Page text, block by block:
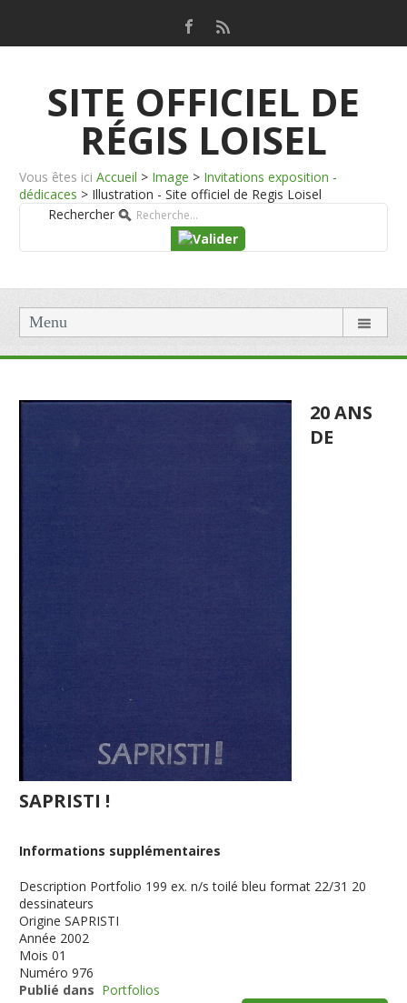
SITE OFFICIEL DE
RÉGIS LOISEL
Vous êtes ici Accueil > Image > Invitations exposition -
dédicaces > Illustration - Site officiel de Regis Loisel
Rechercher
Menu
20 ANS
DE
SAPRISTI !
Informations supplémentaires
Description Portfolio 199 ex. n/s toilé bleu format 22/31 20
dessinateurs
Origine SAPRISTI
Année 2002
Mois 01
Numéro 976
Publié dans Portfolios